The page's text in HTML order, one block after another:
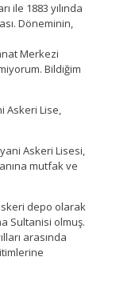
ile 1883 yılında
Döneminin,
Merkezi
Bildiğim
Askeri Lise,
Askeri Lisesi,
mutfak ve
depo olarak
Sultanisi olmuş.
arasında